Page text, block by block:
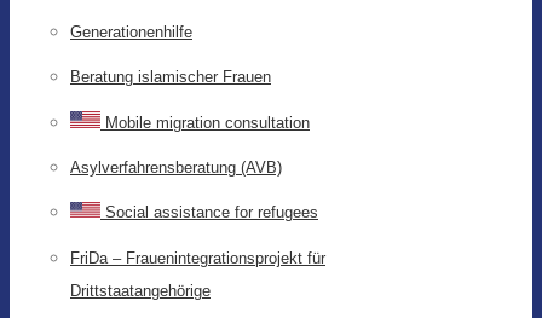
Generationenhilfe
Beratung islamischer Frauen
Mobile migration consultation
Asylverfahrensberatung (AVB)
Social assistance for refugees
FriDa – Frauenintegrationsprojekt für
Drittstaatangehörige